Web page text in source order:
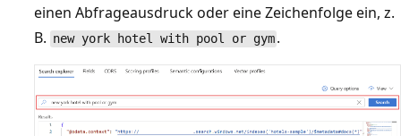
einen Abfrageausdruck oder eine Zeichenfolge ein, z.
B. new york hotel with pool or gym .